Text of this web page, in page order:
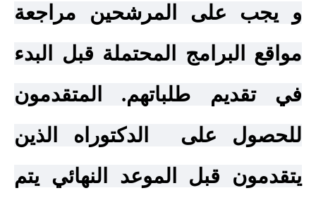
و يجب على المرشحين مراجعة
مواقع البرامج المحتملة قبل البدء
في تقديم طلباتهم. المتقدمون
للحصول على
الدكتوراه الذين
يتقدمون قبل الموعد النهائي يتم